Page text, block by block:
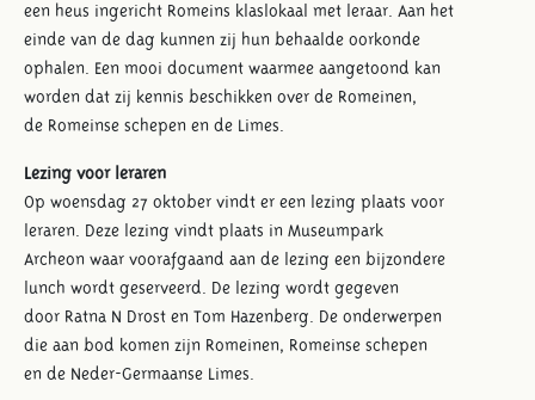
een heus ingericht Romeins klaslokaal met leraar. Aan het
einde van de dag kunnen zij hun behaalde oorkonde
ophalen. Een mooi document waarmee aangetoond kan
worden dat zij kennis beschikken over de Romeinen,
de Romeinse schepen en de Limes.
Lezing voor leraren
Op woensdag 27 oktober vindt er een lezing plaats voor
leraren. Deze lezing vindt plaats in Museumpark
Archeon waar voorafgaand aan de lezing een bijzondere
lunch wordt geserveerd. De lezing wordt gegeven
door Ratna N Drost en Tom Hazenberg. De onderwerpen
die aan bod komen zijn Romeinen, Romeinse schepen
en de Neder-Germaanse Limes.